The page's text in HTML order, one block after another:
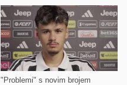
"Problemi" s novim brojem